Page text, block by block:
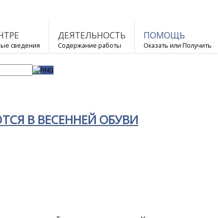
сведения
ДЕЯТЕЛЬНОСТЬ
Содержание работы
ПОМОЩЬ
Оказать или Получить
В ВЕСЕННЕЙ ОБУВИ